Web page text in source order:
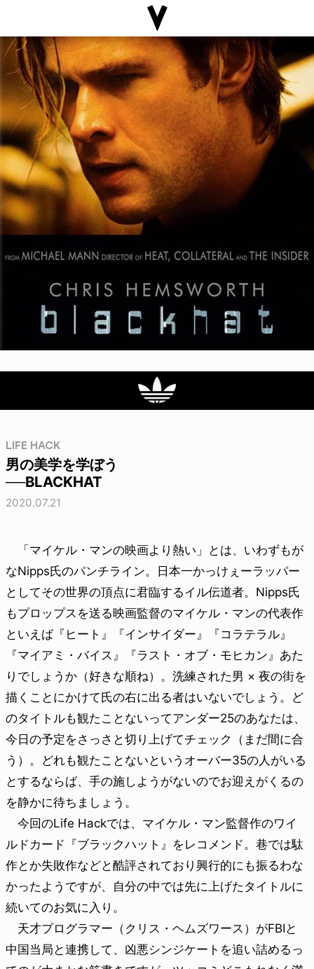
LIFE HACK
男の美学を学ぼう
──BLACKHAT
2020.07.21
「マイケル・マンの映画より熱い」とは、いわずもが
なNipps氏のパンチライン。日本一かっけぇーラッパー
としてその世界の頂点に君臨するイル伝道者。Nipps氏
もプロップスを送る映画監督のマイケル・マンの代表作
といえば『ヒート』『インサイダー』『コラテラル』
『マイアミ・バイス』『ラスト・オブ・モヒカン』あた
りでしょうか（好きな順ね）。洗練された男 × 夜の街を
描くことにかけて氏の右に出る者はいないでしょう。ど
のタイトルも観たことないってアンダー25のあなたは、
今日の予定をさっさと切り上げてチェック（まだ間に合
う）。どれも観たことないというオーバー35の人がいる
とするならば、手の施しようがないのでお迎えがくるの
を静かに待ちましょう。
今回のLife Hackでは、マイケル・マン監督作のワイ
ルドカード『ブラックハット』をレコメンド。巷では駄
作とか失敗作などと酷評されており興行的にも振るわな
かったようですが、自分の中では先に上げたタイトルに
続いてのお気に入り。
天才プログラマー（クリス・ヘムズワース）がFBIと
中国当局と連携して、凶悪シンジケートを追い詰めるっ